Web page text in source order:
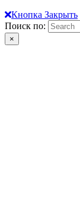
Кнопка Закрыть
Поиск по:
×